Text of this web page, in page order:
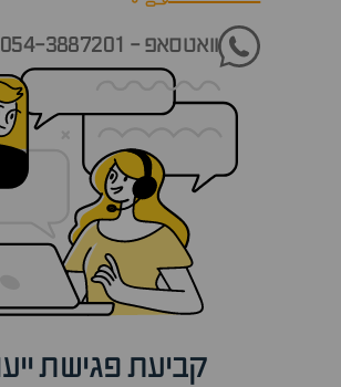
וואטסאפ - 054-3887201
קביעת פגישת